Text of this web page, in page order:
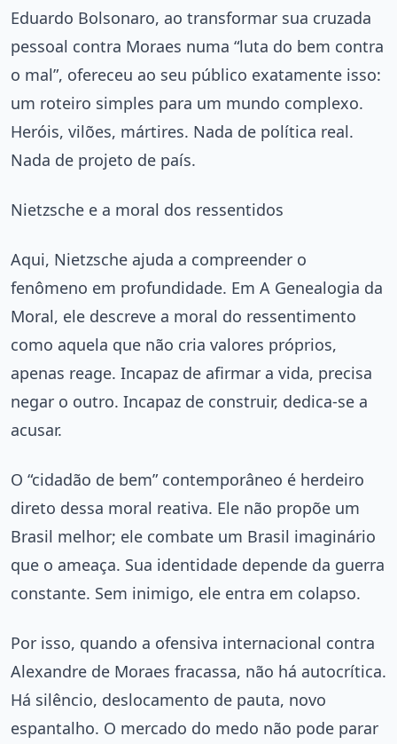
Eduardo Bolsonaro, ao transformar sua cruzada
pessoal contra Moraes numa “luta do bem contra
o mal”, ofereceu ao seu público exatamente isso:
um roteiro simples para um mundo complexo.
Heróis, vilões, mártires. Nada de política real.
Nada de projeto de país.
Nietzsche e a moral dos ressentidos
Aqui, Nietzsche ajuda a compreender o
fenômeno em profundidade. Em A Genealogia da
Moral, ele descreve a moral do ressentimento
como aquela que não cria valores próprios,
apenas reage. Incapaz de afirmar a vida, precisa
negar o outro. Incapaz de construir, dedica-se a
acusar.
O “cidadão de bem” contemporâneo é herdeiro
direto dessa moral reativa. Ele não propõe um
Brasil melhor; ele combate um Brasil imaginário
que o ameaça. Sua identidade depende da guerra
constante. Sem inimigo, ele entra em colapso.
Por isso, quando a ofensiva internacional contra
Alexandre de Moraes fracassa, não há autocrítica.
Há silêncio, deslocamento de pauta, novo
espantalho. O mercado do medo não pode parar